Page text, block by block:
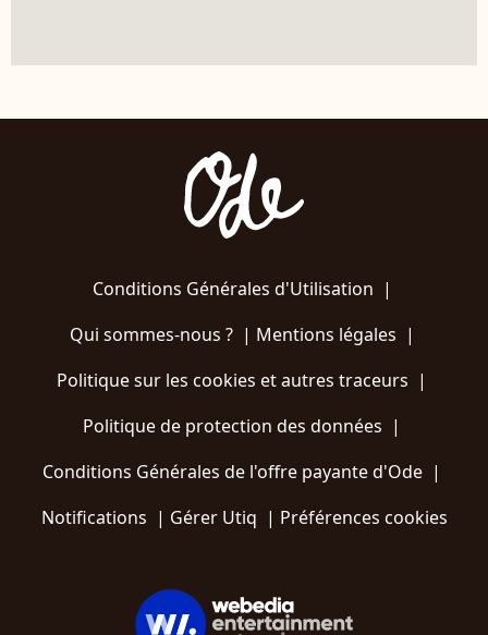
Conditions Générales d'Utilisation |
Qui sommes-nous ?| Mentions légales |
Politique sur les cookies et autres traceurs |
Politique de protection des données |
Conditions Générales de l'offre payante d'Ode |
Notifications | Gérer Utiq | Préférences cookies